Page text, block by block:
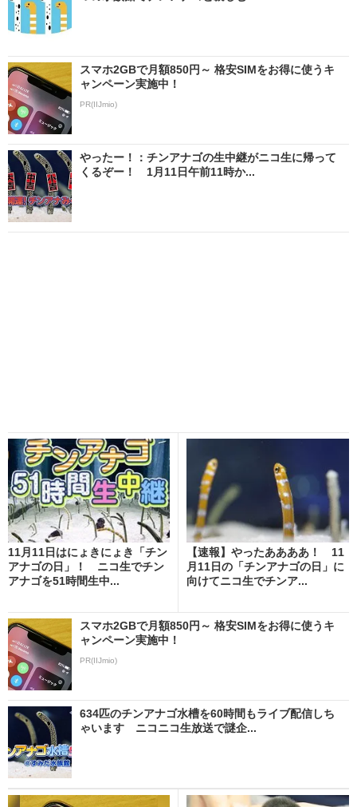
スマホ2GBで月額850円～ 格安SIMをお得に使うキ
ャンペーン実施中！
PR(IIJmio)
やったー！：チンアナゴの生中継がニコ生に帰って
くるぞー！ 1月11日午前11時か...
11月11日はにょきにょき「チン
アナゴの日」！ ニコ生でチン
アナゴを51時間生中...
【速報】やったああああ！ 11
月11日の「チンアナゴの日」に
向けてニコ生でチンア...
スマホ2GBで月額850円～ 格安SIMをお得に使うキ
ャンペーン実施中！
PR(IIJmio)
634匹のチンアナゴ水槽を60時間もライブ配信しち
ゃいます ニコニコ生放送で謎企...